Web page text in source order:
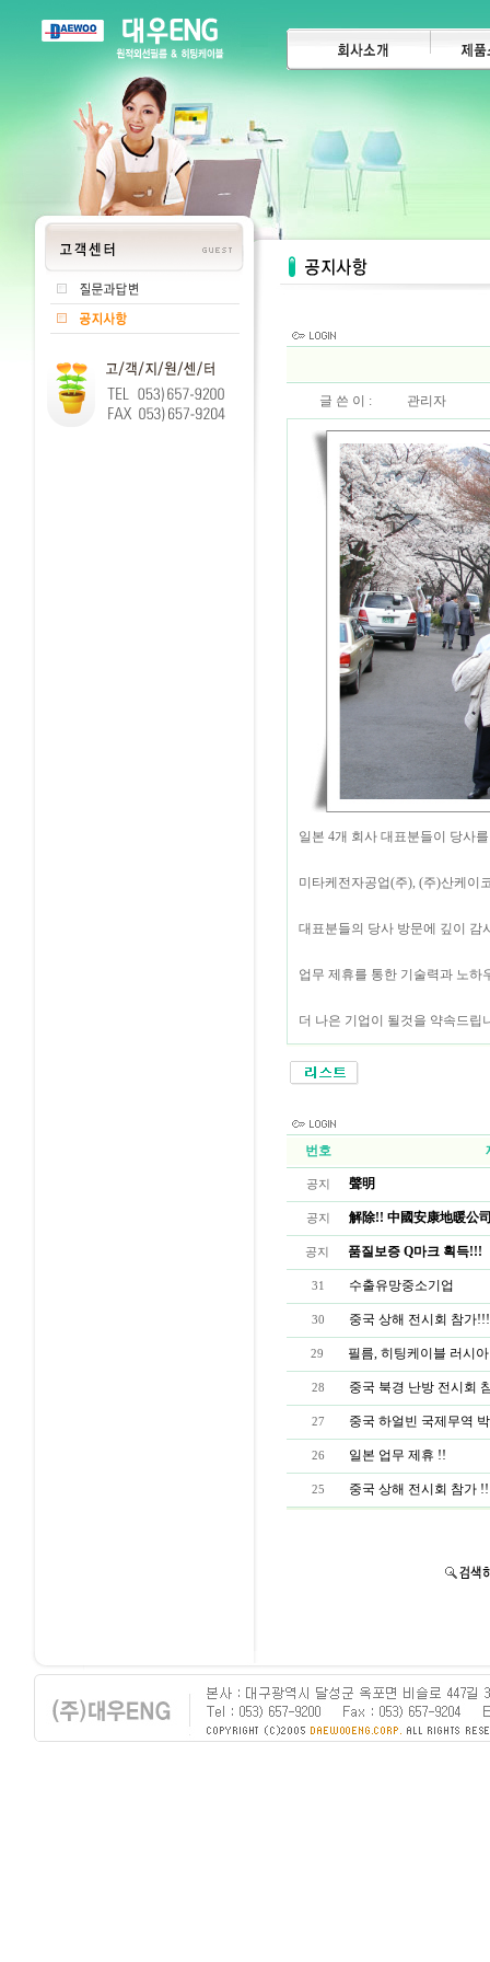
글 쓴 이 : 관리자
일본 4개 회사 대표분들이 당사
미타케전자공업(주), (주)산케이
대표분들의 당사 방문에 깊이 감
업무 제휴를 통한 기술력과 노하
더 나은 기업이 될것을 약속드립
번호
공지 聲明
공지 解除!! 中國安康地暖公
공지 품질보증 Q마크 획득!!!
31 수출유망중소기업
30 중국 상해 전시회 참가!!!
29 필름, 히팅케이블 러시
28 중국 북경 난방 전시회
27 중국 하얼빈 국제무역
26 일본 업무 제휴 !!
25 중국 상해 전시회 참가 !!